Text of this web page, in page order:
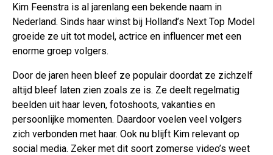
Kim Feenstra is al jarenlang een bekende naam in
Nederland. Sinds haar winst bij Holland’s Next Top Model
groeide ze uit tot model, actrice en influencer met een
enorme groep volgers.
Door de jaren heen bleef ze populair doordat ze zichzelf
altijd bleef laten zien zoals ze is. Ze deelt regelmatig
beelden uit haar leven, fotoshoots, vakanties en
persoonlijke momenten. Daardoor voelen veel volgers
zich verbonden met haar. Ook nu blijft Kim relevant op
social media. Zeker met dit soort zomerse video’s weet